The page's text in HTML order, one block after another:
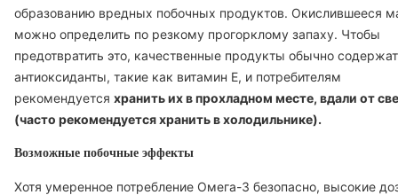
образованию вредных побочных продуктов. Окислившееся
можно определить по резкому прогорклому запаху. Чтобы
предотвратить это, качественные продукты обычно содержат
антиоксиданты, такие как витамин Е, и потребителям
рекомендуется хранить их в прохладном месте, вдали от
(часто рекомендуется хранить в холодильнике).
Возможные побочные эффекты
Хотя умеренное потребление Омега-3 безопасно, высокие